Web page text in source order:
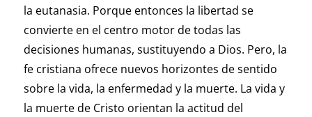
la eutanasia. Porque entonces la libertad se
convierte en el centro motor de todas las
decisiones humanas, sustituyendo a Dios. Pero, la
fe cristiana ofrece nuevos horizontes de sentido
sobre la vida, la enfermedad y la muerte. La vida y
la muerte de Cristo orientan la actitud del